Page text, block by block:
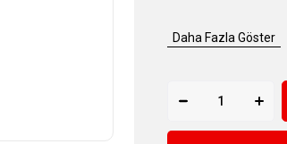
Daha Fazla Göster